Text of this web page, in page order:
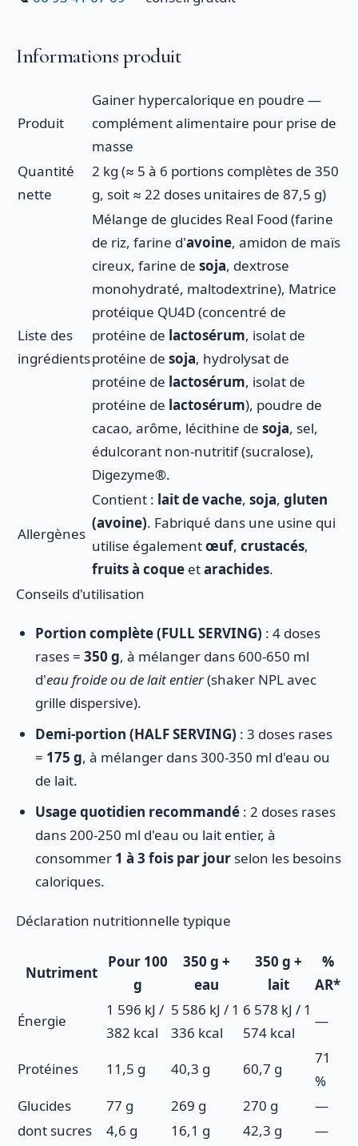
Informations produit
Produit
Gainer hypercalorique en poudre —
complément alimentaire pour prise de
masse
Quantité
nette
2 kg (≈ 5 à 6 portions complètes de 350
g, soit ≈ 22 doses unitaires de 87,5 g)
Liste des
ingrédients
Mélange de glucides Real Food (farine
de riz, farine d'avoine, amidon de maïs
cireux, farine de soja, dextrose
monohydraté, maltodextrine), Matrice
protéique QU4D (concentré de
protéine de lactosérum, isolat de
protéine de soja, hydrolysat de
protéine de lactosérum, isolat de
protéine de lactosérum), poudre de
cacao, arôme, lécithine de soja, sel,
édulcorant non-nutritif (sucralose),
Digezyme®.
Allergènes
Contient : lait de vache, soja, gluten
(avoine). Fabriqué dans une usine qui
utilise égalementœuf, crustacés,
fruits à coque etarachides.
Conseils d'utilisation
Portion complète (FULL SERVING) : 4 doses
rases = 350 g, à mélanger dans 600-650 ml
d'eau froide ou de lait entier(shaker NPL avec
grille dispersive).
Demi-portion (HALF SERVING) : 3 doses rases
= 175 g, à mélanger dans 300-350 ml d'eau ou
de lait.
Usage quotidien recommandé : 2 doses rases
dans 200-250 ml d'eau ou lait entier, à
consommer 1 à 3 fois par jour selon les besoins
caloriques.
Déclaration nutritionnelle typique
Nutriment
Pour 100
g
350 g +
eau
350 g +
lait
%
AR*
Énergie
1 596 kJ /
382 kcal
5 586 kJ / 1
336 kcal
6 578 kJ / 1
574 kcal
—
Protéines 11,5 g 40,3 g 60,7 g
71
%
Glucides
77 g 269 g 270 g
—
dont sucres
4,6 g 16,1 g 42,3 g
—